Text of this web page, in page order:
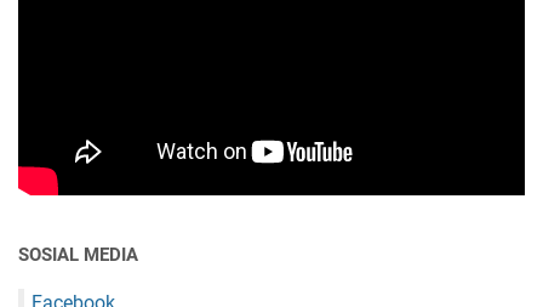
SOSIAL MEDIA